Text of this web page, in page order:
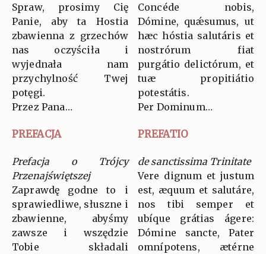
Spraw, prosimy Cię
Panie, aby ta Hostia
zbawienna z grzechów
nas oczyściła i
wyjednała nam
przychylność Twej
potęgi.
Przez Pana…
Concéde nobis,
Dómine, quǽsumus, ut
hæc hóstia salutáris et
nostrórum fiat
purgátio delictórum, et
tuæ propitiátio
potestátis.
Per Dominum…
PREFACJA PREFATIO
Prefacja o Trójcy
Przenajświętszej
Zaprawdę godne to i
sprawiedliwe, słuszne i
zbawienne, abyśmy
zawsze i wszędzie
Tobie składali
de sanctissima Trinitate
Vere dignum et justum
est, æquum et salutáre,
nos tibi semper et
ubíque grátias ágere:
Dómine sancte, Pater
omnípotens, ætérne